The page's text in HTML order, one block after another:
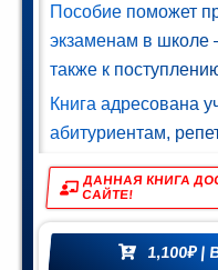
Пособие поможет
экзаменам в
также к
Книга адресована
абитуриентам,
ДАННАЯ КНИГА
САЙТЕ!
1,100₽|